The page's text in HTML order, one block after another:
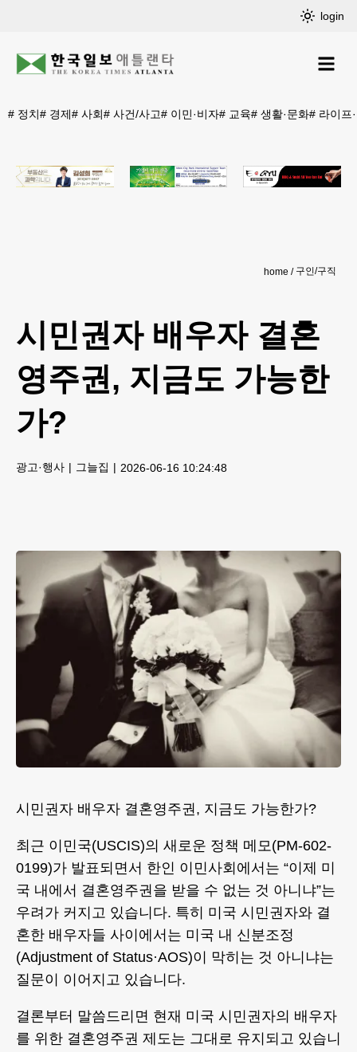
login
# 정치# 경제# 사회# 사건/사고# 이민·비자# 교육# 생활·문화# 라이프
home 구인/구직
시민권자 배우자 결혼
영주권, 지금도 가능한
가?
광고·행사 그늘집 2026-06-16 10:24:48
시민권자 배우자 결혼영주권, 지금도 가능한가?
최근 이민국(USCIS)의 새로운 정책 메모(PM-602-
0199)가 발표되면서 한인 이민사회에서는 “이제 미
국 내에서 결혼영주권을 받을 수 없는 것 아니냐”는
우려가 커지고 있습니다. 특히 미국 시민권자와 결
혼한 배우자들 사이에서는 미국 내 신분조정
(Adjustment of Status·AOS)이 막히는 것 아니냐는
질문이 이어지고 있습니다.
결론부터 말씀드리면 현재 미국 시민권자의 배우자
를 위한 결혼영주권 제도는 그대로 유지되고 있습니